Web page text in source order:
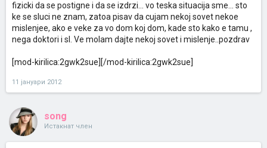
fizicki da se postigne i da se izdrzi... vo teska situacija sme... sto
ke se sluci ne znam, zatoa pisav da cujam nekoj sovet nekoe
mislenjee, ako e veke za vo dom koj dom, kade sto kako e tamu ,
nega doktori i sl. Ve molam dajte nekoj sovet i mislenje..pozdrav
[mod-kirilica:2gwk2sue][/mod-kirilica:2gwk2sue]
11 јануари 2012
song
Истакнат член